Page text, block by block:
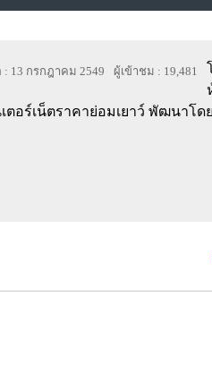
: 13 กรกฎาคม 2549 ผู้เข้าชม : 19,481
ตอร์เน็ตราคาย่อมเยาว์ พัฒนาโด